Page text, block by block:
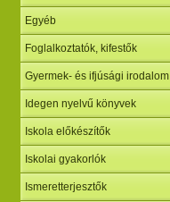
Egyéb
Foglalkoztatók, kifestők
Gyermek- és ifjúsági irodalom
Idegen nyelvű könyvek
Iskola előkészítők
Iskolai gyakorlók
Ismeretterjesztők